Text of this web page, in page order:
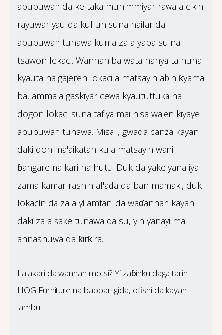
abubuwan da ke taka muhimmiyar rawa a cikin
rayuwar yau da kullun suna haifar da
abubuwan tunawa kuma za a yaba su na
tsawon lokaci. Wannan ba wata hanya ta nuna
kyauta na gajeren lokaci a matsayin abin ƙyama
ba, amma a gaskiyar cewa kyaututtuka na
dogon lokaci suna tafiya mai nisa wajen kiyaye
abubuwan tunawa. Misali, gwada canza kayan
daki don ma'aikatan ku a matsayin wani
ɓangare na kari na hutu. Duk da yake yana iya
zama kamar rashin al'ada da ban mamaki, duk
lokacin da za a yi amfani da waɗannan kayan
daki za a sake tunawa da su, yin yanayi mai
annashuwa da ƙirƙira.
La'akari da wannan motsi? Yi zaɓinku daga tarin
HOG Furniture na babban gida, ofishi da kayan
lambu.